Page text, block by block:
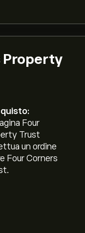
Property
Four
Trust
un ordine
Four Corners